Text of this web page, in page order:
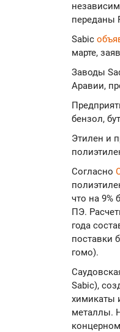
переданы
Sabic
марте,
Заводы
Аравии,
бензол,
Этилен и
Согласно
что на 9%
ПЭ.
года
поставки
гомо).
Sabic),
химикаты
металлы.